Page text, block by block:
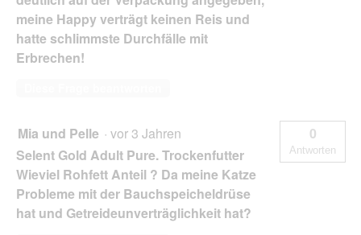
meine Happy verträgt keinen Reis und
hatte schlimmste Durchfälle mit
Erbrechen!
Mia und Pelle · vor 3 Jahren
Selent Gold Adult Pure. Trockenfutter
Wieviel Rohfett Anteil ? Da meine Katze
Probleme mit der Bauchspeicheldrüse
hat und Getreideunverträglichkeit hat?
0
Antworten